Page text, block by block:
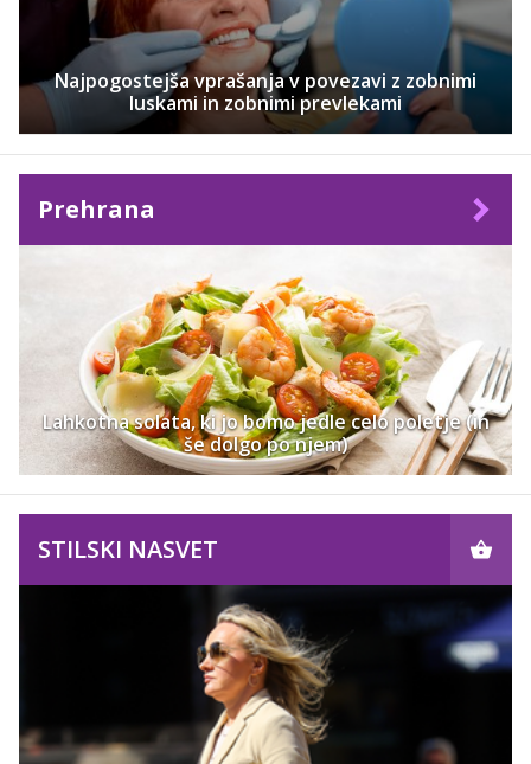
Najpogostejša vprašanja v povezavi z zobnimi
luskami in zobnimi prevlekami
Prehrana
Lahkotna solata, ki jo bomo jedle celo poletje (in
še dolgo po njem)
STILSKI NASVET